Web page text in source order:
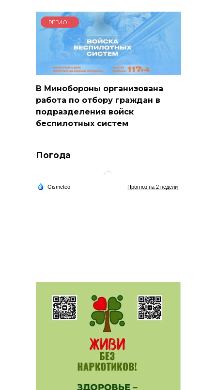
РЕГИОН
В Минобороны организована
работа по отбору граждан в
подразделения войск
беспилотных систем
Погода